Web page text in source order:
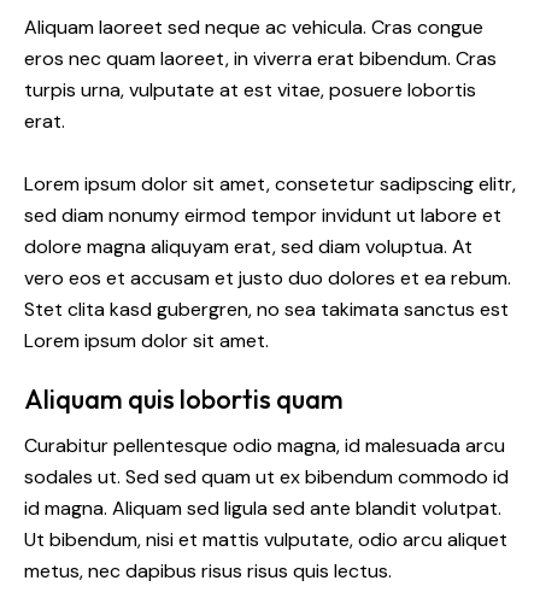
Aliquam laoreet sed neque ac vehicula. Cras congue
eros nec quam laoreet, in viverra erat bibendum. Cras
turpis urna, vulputate at est vitae, posuere lobortis
erat.
Lorem ipsum dolor sit amet, consetetur sadipscing elitr,
sed diam nonumy eirmod tempor invidunt ut labore et
dolore magna aliquyam erat, sed diam voluptua. At
vero eos et accusam et justo duo dolores et ea rebum.
Stet clita kasd gubergren, no sea takimata sanctus est
Lorem ipsum dolor sit amet.
Aliquam quis lobortis quam
Curabitur pellentesque odio magna, id malesuada arcu
sodales ut. Sed sed quam ut ex bibendum commodo id
id magna. Aliquam sed ligula sed ante blandit volutpat.
Ut bibendum, nisi et mattis vulputate, odio arcu aliquet
metus, nec dapibus risus risus quis lectus.